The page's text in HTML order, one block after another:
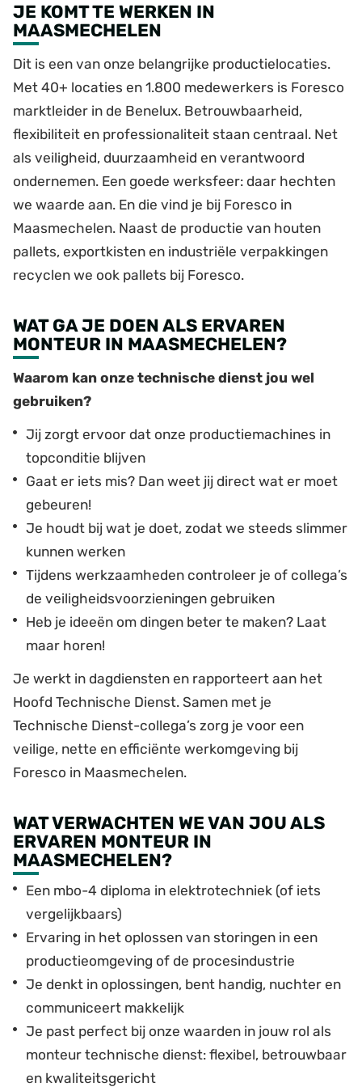
JE KOMT TE WERKEN IN
MAASMECHELEN
Dit is een van onze belangrijke productielocaties.
Met 40+ locaties en 1.800 medewerkers is Foresco
marktleider in de Benelux. Betrouwbaarheid,
flexibiliteit en professionaliteit staan centraal. Net
als veiligheid, duurzaamheid en verantwoord
ondernemen. Een goede werksfeer: daar hechten
we waarde aan. En die vind je bij Foresco in
Maasmechelen. Naast de productie van houten
pallets, exportkisten en industriële verpakkingen
recyclen we ook pallets bij Foresco.
WAT GA JE DOEN ALS ERVAREN
MONTEUR IN MAASMECHELEN?
Waarom kan onze technische dienst jou wel
gebruiken?
Jij zorgt ervoor dat onze productiemachines in
topconditie blijven
Gaat er iets mis? Dan weet jij direct wat er moet
gebeuren!
Je houdt bij wat je doet, zodat we steeds slimmer
kunnen werken
Tijdens werkzaamheden controleer je of collega’s
de veiligheidsvoorzieningen gebruiken
Heb je ideeën om dingen beter te maken? Laat
maar horen!
Je werkt in dagdiensten en rapporteert aan het
Hoofd Technische Dienst. Samen met je
Technische Dienst-collega’s zorg je voor een
veilige, nette en efficiënte werkomgeving bij
Foresco in Maasmechelen.
WAT VERWACHTEN WE VAN JOU ALS
ERVAREN MONTEUR IN
MAASMECHELEN?
Een mbo-4 diploma in elektrotechniek (of iets
vergelijkbaars)
Ervaring in het oplossen van storingen in een
productieomgeving of de procesindustrie
Je denkt in oplossingen, bent handig, nuchter en
communiceert makkelijk
Je past perfect bij onze waarden in jouw rol als
monteur technische dienst: flexibel, betrouwbaar
en kwaliteitsgericht